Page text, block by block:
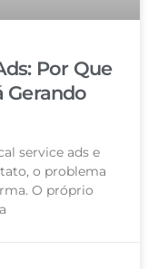
Por Que
Gerando
service ads e
o problema
O próprio